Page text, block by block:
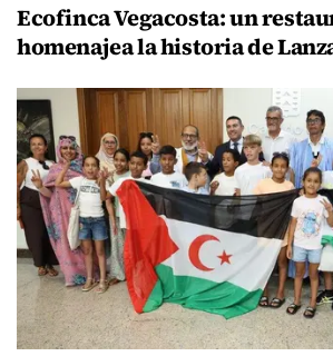
Ecofinca Vegacosta: un
homenajea la historia de